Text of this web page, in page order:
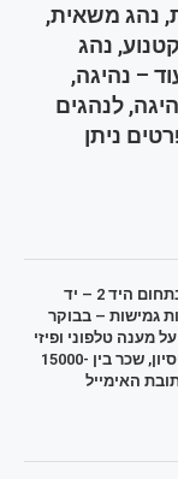
נהג משאית,
נהג
– נהיגה,
לנהגים
ניתן
דרושים דרושות לעבודה בשירות לקוחות קל ונוח, בתחום היד 2 – יד
גמישות – בבוקר
מענה טלפוני ופיזי
ללקוחות המעוניינים לקחת מוצרי יד 2, לא נדרש ניסיון, שכר בין 15000-
האימייל